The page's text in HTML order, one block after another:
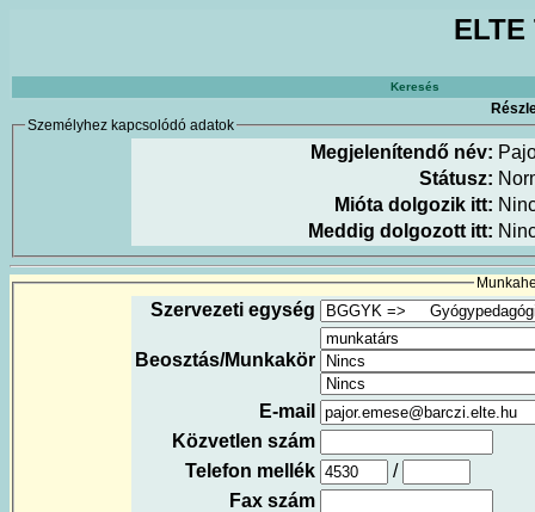
Keresés
Személyhez kapcsolódó adatok
Megjelenítendő név:
Státusz:
Mióta dolgozik itt:
Meddig dolgozott itt:
Szervezeti egység
Beosztás/Munkakör
E-mail
Közvetlen szám
Telefon mellék
/
Fax szám